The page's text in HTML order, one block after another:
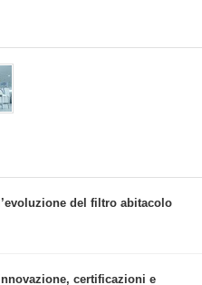
del filtro abitacolo
certificazioni e